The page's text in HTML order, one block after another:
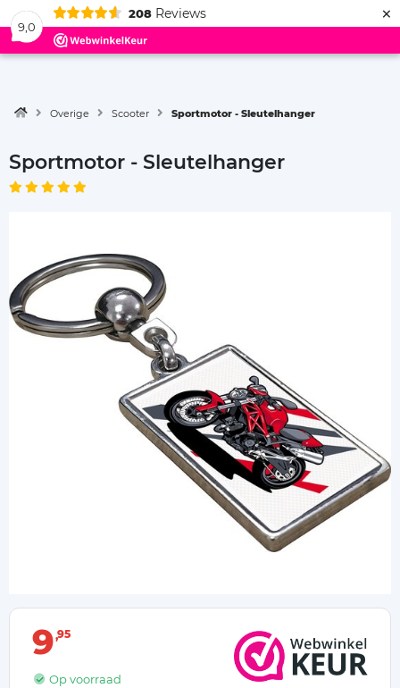
9,0
208 Reviews ×
Menu
Overige Scooter Sportmotor - Sleutelhanger
Sportmotor - Sleutelhanger
9 95
Op voorraad